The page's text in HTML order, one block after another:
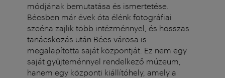
módjának bemutatása és ismertetése.
Bécsben már évek óta élénk fotográfiai
szcéna zajlik több intézménnyel, és hosszas
tanácskozás után Bécs városa is
megalapította saját központját. Ez nem egy
saját gyűjteménnyel rendelkező múzeum,
hanem egy központi kiállítóhely, amely a